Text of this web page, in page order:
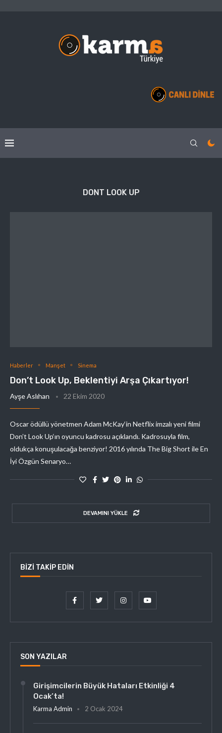
DONT LOOK UP
Haberler Manşet Sinema
Don’t Look Up, Beklentiyi Arşa Çıkartıyor!
Ayşe Aslıhan 22 Ekim 2020
Oscar ödüllü yönetmen Adam McKay‘in Netflix imzalı yeni filmi
Don’t Look Up‘ın oyuncu kadrosu açıklandı. Kadrosuyla film,
oldukça konuşulacağa benziyor! 2016 yılında The Big Short ile En
İyi Özgün Senaryo…
DEVAMINI YÜKLE
BIZI TAKIP EDIN
SON YAZILAR
Girişimcilerin Büyük Hataları Etkinliği 4
Ocak’ta!
Karma Admin 2 Ocak 2024